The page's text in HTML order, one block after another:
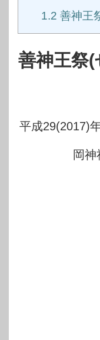
1.2 善神王
善神王祭
平成29(2017)
岡神